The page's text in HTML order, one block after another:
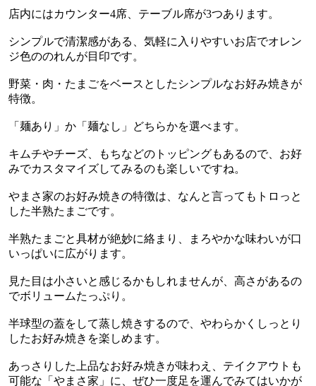
店内にはカウンター4席、テーブル席が3つあります。
シンプルで清潔感がある、気軽に入りやすいお店でオレン
ジ色ののれんが目印です。
野菜・肉・たまごをベースとしたシンプルなお好み焼きが
特徴。
「麺あり」か「麺なし」どちらかを選べます。
キムチやチーズ、もちなどのトッピングもあるので、お好
みでカスタマイズしてみるのも楽しいですね。
やまさ家のお好み焼きの特徴は、なんと言ってもトロっと
した半熟たまごです。
半熟たまごと具材が絶妙に絡まり、まろやかな味わいが口
いっぱいに広がります。
見た目は小さいと感じるかもしれませんが、高さがあるの
でボリュームたっぷり。
半球型の蓋をして蒸し焼きするので、やわらかくしっとり
したお好み焼きを楽しめます。
あっさりした上品なお好み焼きが味わえ、テイクアウトも
可能な「やまさ家」に、ぜひ一度足を運んでみてはいかが